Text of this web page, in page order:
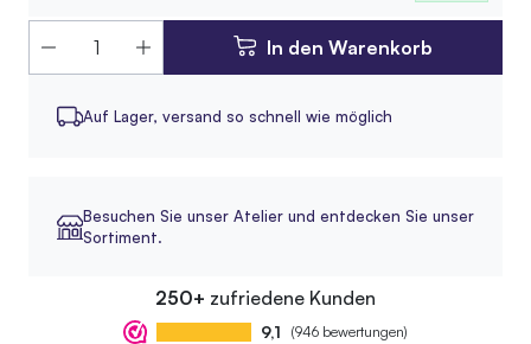
In den Warenkorb
Auf Lager, versand so schnell wie möglich
Besuchen Sie unser Atelier und entdecken Sie unser
Sortiment.
250+ zufriedene Kunden
9,1 (946 bewertungen)